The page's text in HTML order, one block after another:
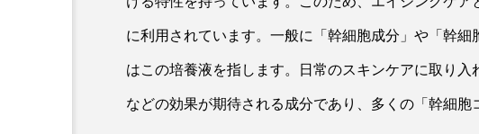
に利用されています。一般に「幹細胞成分」や「幹
はこの培養液を指します。日常のスキンケアに取り
などの効果が期待される成分であり、多くの「幹細胞